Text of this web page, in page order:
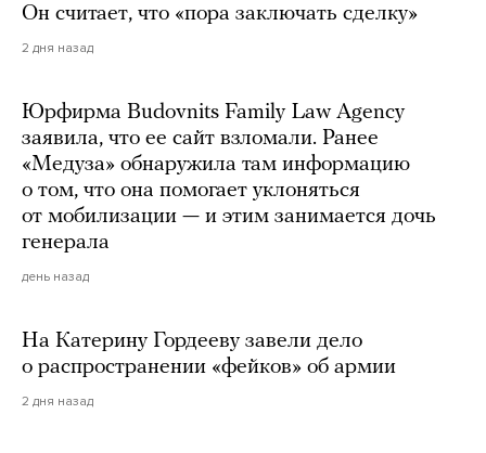
Он считает, что «пора заключать сделку»
2 дня назад
Юрфирма Budovnits Family Law Agency
заявила, что ее сайт взломали. Ранее
«Медуза» обнаружила там информацию
о том, что она помогает уклоняться
от мобилизации — и этим занимается дочь
генерала
день назад
На Катерину Гордееву завели дело
о распространении «фейков» об армии
2 дня назад